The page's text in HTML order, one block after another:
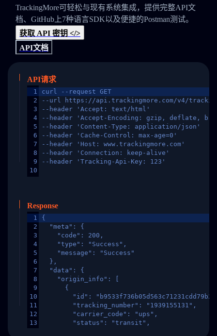
TrackingMore可轻松与现有系统集成，提供完整API文
档、GitHub上7种语言SDK以及便捷的Postman测试。
获取 API 密钥 </>
API文档
API请求
1
2
3
4
5
6
7
8
9
10
curl --request GET
--url https://api.trackingmore.com/v4/trackings/
--header 'Accept: text/html'
--header 'Accept-Encoding: gzip, deflate,
--header 'Content-Type: application/json'
--header 'Cache-Control: max-age=0'
--header 'Host: www.trackingmore.com'
--header 'Connection: keep-alive'
--header 'Tracking-Api-Key: 123'
Response
1
2
3
4
5
6
7
8
9
10
11
12
13
{
  "meta": {
    "code": 200,
    "type": "Success",
    "message": "Success"
  },
  "data": {
    "origin_info": [
      {
"id":
        "tracking_number": "1939155131",
        "carrier_code": "ups",
        "status": "transit",